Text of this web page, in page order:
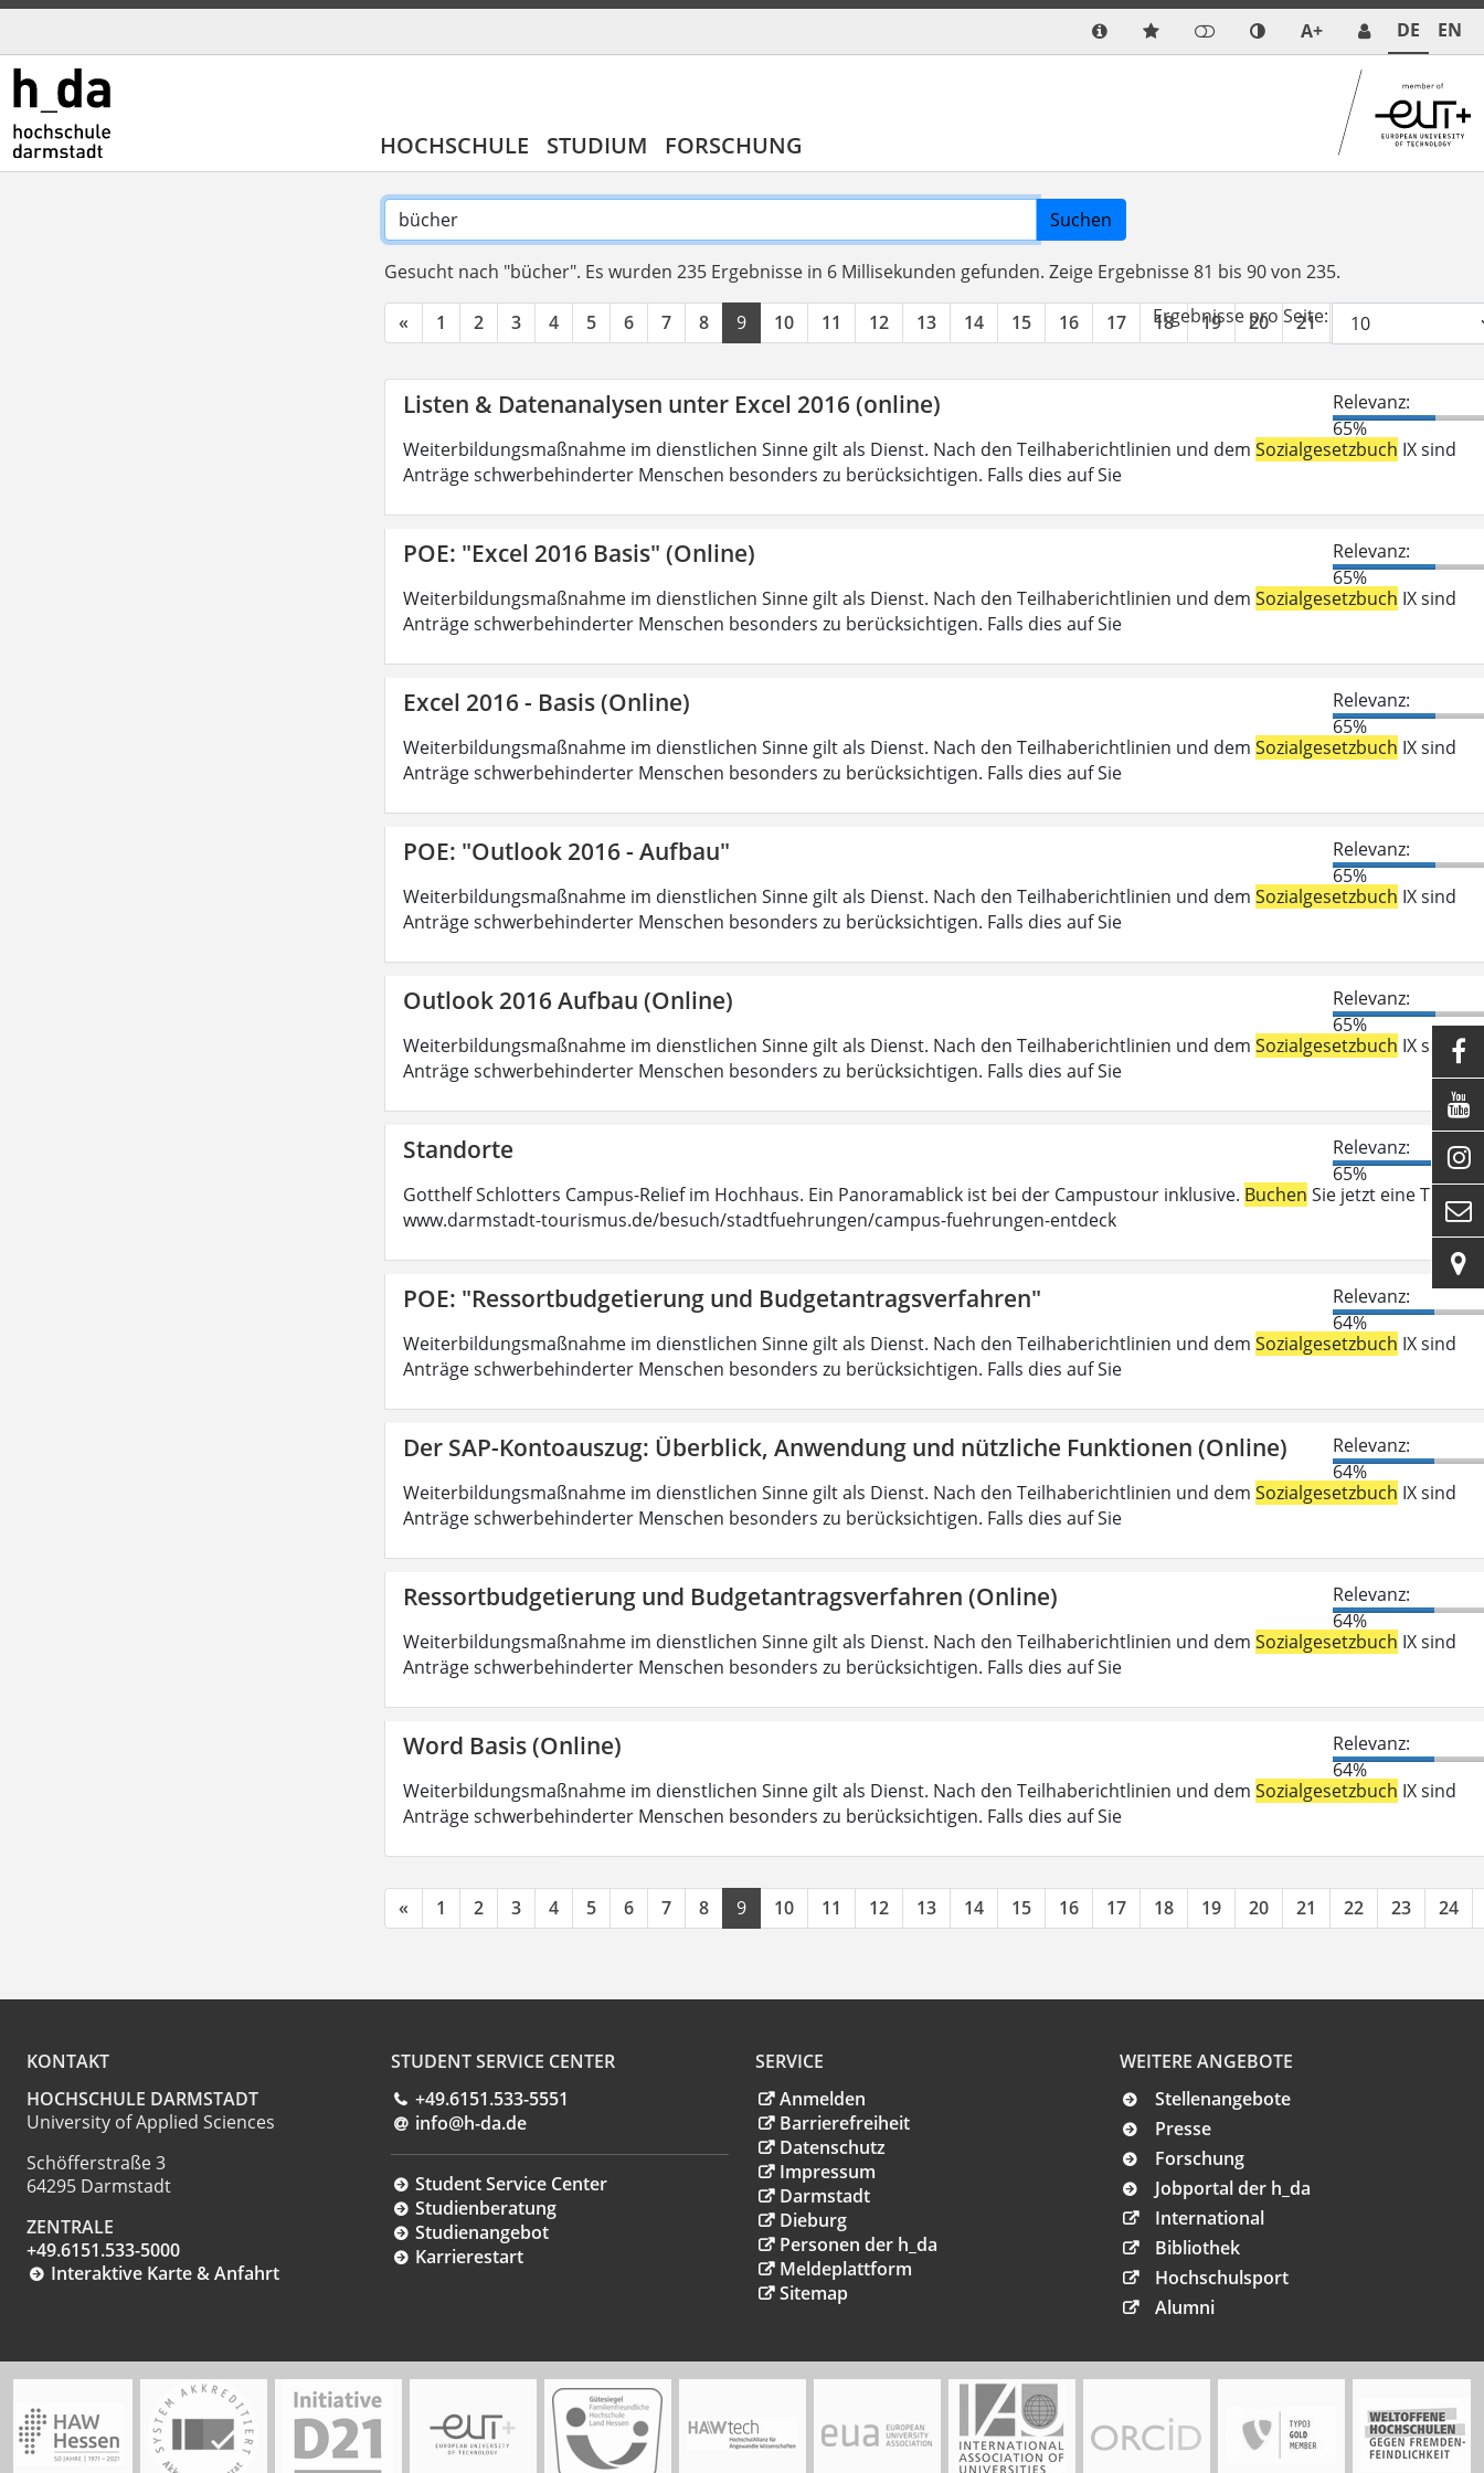
A+ DE EN
HOCHSCHULE STUDIUM FORSCHUNG
Suchen
Gesucht nach "bücher". Es wurden 235 Ergebnisse in 6 Millisekunden gefunden. Zeige Ergebnisse 81 bis 90 von 235.
« 1 2 3 4 5 6 7 8 9 10 11 12 13 14 15 16 17 18 19 20 21 22
Ergebnisse pro Seite:
Listen & Datenanalysen unter Excel 2016 (online)
Relevanz:
65%
Weiterbildungsmaßnahme im dienstlichen Sinne gilt als Dienst. Nach den Teilhaberichtlinien und dem Sozialgesetzbuch IX sind
Anträge schwerbehinderter Menschen besonders zu berücksichtigen. Falls dies auf Sie
POE: "Excel 2016 Basis" (Online)
Relevanz:
65%
Weiterbildungsmaßnahme im dienstlichen Sinne gilt als Dienst. Nach den Teilhaberichtlinien und dem Sozialgesetzbuch IX sind
Anträge schwerbehinderter Menschen besonders zu berücksichtigen. Falls dies auf Sie
Excel 2016 - Basis (Online)
Relevanz:
65%
Weiterbildungsmaßnahme im dienstlichen Sinne gilt als Dienst. Nach den Teilhaberichtlinien und dem Sozialgesetzbuch IX sind
Anträge schwerbehinderter Menschen besonders zu berücksichtigen. Falls dies auf Sie
POE: "Outlook 2016 - Aufbau"
Relevanz:
65%
Weiterbildungsmaßnahme im dienstlichen Sinne gilt als Dienst. Nach den Teilhaberichtlinien und dem Sozialgesetzbuch IX sind
Anträge schwerbehinderter Menschen besonders zu berücksichtigen. Falls dies auf Sie
Outlook 2016 Aufbau (Online)
Relevanz:
65%
Weiterbildungsmaßnahme im dienstlichen Sinne gilt als Dienst. Nach den Teilhaberichtlinien und dem Sozialgesetzbuch IX sind
Anträge schwerbehinderter Menschen besonders zu berücksichtigen. Falls dies auf Sie
Standorte
Relevanz:
65%
Gotthelf Schlotters Campus-Relief im Hochhaus. Ein Panoramablick ist bei der Campustour inklusive. Buchen Sie jetzt eine Tour:
www.darmstadt-tourismus.de/besuch/stadtfuehrungen/campus-fuehrungen-entdeck
POE: "Ressortbudgetierung und Budgetantragsverfahren"
Relevanz:
64%
Weiterbildungsmaßnahme im dienstlichen Sinne gilt als Dienst. Nach den Teilhaberichtlinien und dem Sozialgesetzbuch IX sind
Anträge schwerbehinderter Menschen besonders zu berücksichtigen. Falls dies auf Sie
Der SAP-Kontoauszug: Überblick, Anwendung und nützliche Funktionen (Online)
Relevanz:
64%
Weiterbildungsmaßnahme im dienstlichen Sinne gilt als Dienst. Nach den Teilhaberichtlinien und dem Sozialgesetzbuch IX sind
Anträge schwerbehinderter Menschen besonders zu berücksichtigen. Falls dies auf Sie
Ressortbudgetierung und Budgetantragsverfahren (Online)
Relevanz:
64%
Weiterbildungsmaßnahme im dienstlichen Sinne gilt als Dienst. Nach den Teilhaberichtlinien und dem Sozialgesetzbuch IX sind
Anträge schwerbehinderter Menschen besonders zu berücksichtigen. Falls dies auf Sie
Word Basis (Online)
Relevanz:
64%
Weiterbildungsmaßnahme im dienstlichen Sinne gilt als Dienst. Nach den Teilhaberichtlinien und dem Sozialgesetzbuch IX sind
Anträge schwerbehinderter Menschen besonders zu berücksichtigen. Falls dies auf Sie
« 1 2 3 4 5 6 7 8 9 10 11 12 13 14 15 16 17 18 19 20 21 22 23 24
KONTAKT
HOCHSCHULE DARMSTADT
University of Applied Sciences
Schöfferstraße 3
64295 Darmstadt
ZENTRALE
+49.6151.533-5000
Interaktive Karte & Anfahrt
STUDENT SERVICE CENTER
+49.6151.533-5551
info@h-da.de
Student Service Center
Studienberatung
Studienangebot
Karrierestart
SERVICE
Anmelden
Barrierefreiheit
Datenschutz
Impressum
Darmstadt
Dieburg
Personen der h_da
Meldeplattform
Sitemap
WEITERE ANGEBOTE
Stellenangebote
Presse
Forschung
Jobportal der h_da
International
Bibliothek
Hochschulsport
Alumni




